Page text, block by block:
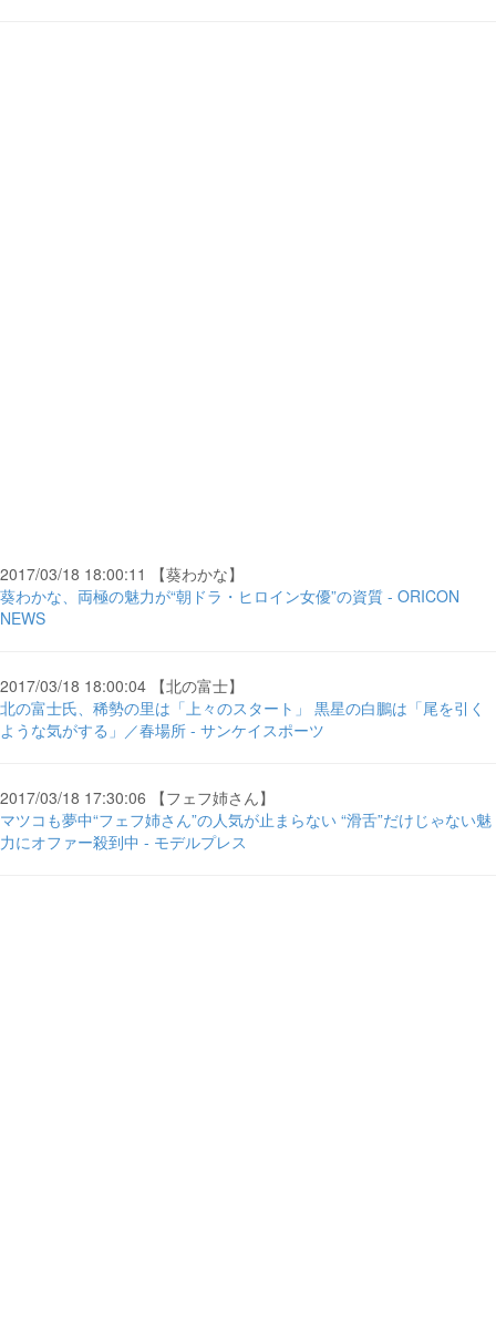
2017/03/18 18:00:11 【葵わかな】
葵わかな、両極の魅力が“朝ドラ・ヒロイン女優”の資質 - ORICON
NEWS
2017/03/18 18:00:04 【北の富士】
北の富士氏、稀勢の里は「上々のスタート」 黒星の白鵬は「尾を引く
ような気がする」／春場所 - サンケイスポーツ
2017/03/18 17:30:06 【フェフ姉さん】
マツコも夢中“フェフ姉さん”の人気が止まらない “滑舌”だけじゃない魅
力にオファー殺到中 - モデルプレス